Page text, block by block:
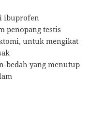
ibuprofen
penopang testis
untuk mengikat
bedah yang menutup